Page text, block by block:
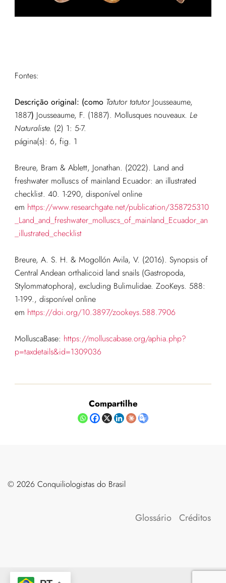
Fontes:
Descrição original: (como Tatutor tatutorJousseaume,
1887) Jousseaume, F. (1887). Mollusques nouveaux. Le
Naturaliste. (2) 1: 5-7.
página(s): 6, fig. 1
Breure, Bram & Ablett, Jonathan. (2022). Land and
freshwater molluscs of mainland Ecuador: an illustrated
checklist. 40. 1-290, disponível online
em https://www.researchgate.net/publication/358725310
_Land_and_freshwater_molluscs_of_mainland_Ecuador_an
_illustrated_checklist
Breure, A. S. H. & Mogollón Avila, V. (2016). Synopsis of
Central Andean orthalicoid land snails (Gastropoda,
Stylommatophora), excluding Bulimulidae. ZooKeys. 588:
1-199., disponível online
em https://doi.org/10.3897/zookeys.588.7906
MolluscaBase: https://molluscabase.org/aphia.php?
p=taxdetails&id=1309036
Compartilhe
©️ 2026 Conquiliologistas do Brasil
Glossário Créditos